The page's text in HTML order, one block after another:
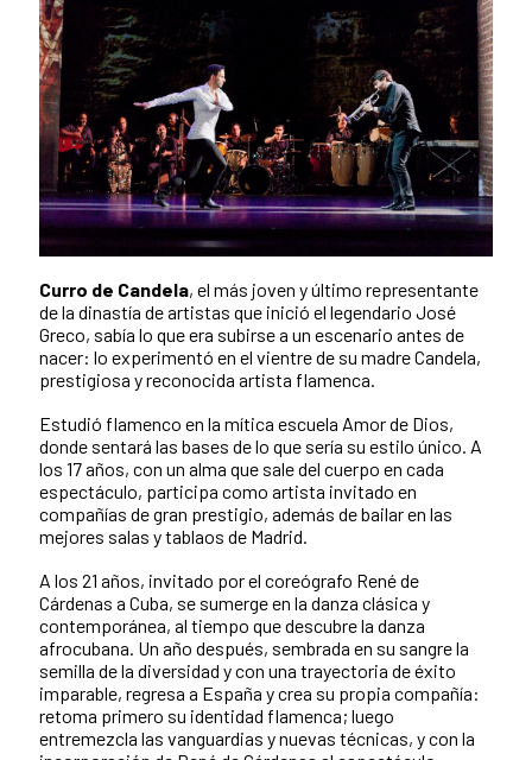
Curro de Candela, el más joven y último representante
de la dinastía de artistas que inició el legendario José
Greco, sabía lo que era subirse a un escenario antes de
nacer: lo experimentó en el vientre de su madre Candela,
prestigiosa y reconocida artista flamenca.
Estudió flamenco en la mítica escuela Amor de Dios,
donde sentará las bases de lo que sería su estilo único. A
los 17 años, con un alma que sale del cuerpo en cada
espectáculo, participa como artista invitado en
compañías de gran prestigio, además de bailar en las
mejores salas y tablaos de Madrid.
A los 21 años, invitado por el coreógrafo René de
Cárdenas a Cuba, se sumerge en la danza clásica y
contemporánea, al tiempo que descubre la danza
afrocubana. Un año después, sembrada en su sangre la
semilla de la diversidad y con una trayectoria de éxito
imparable, regresa a España y crea su propia compañía:
retoma primero su identidad flamenca; luego
entremezcla las vanguardias y nuevas técnicas, y con la